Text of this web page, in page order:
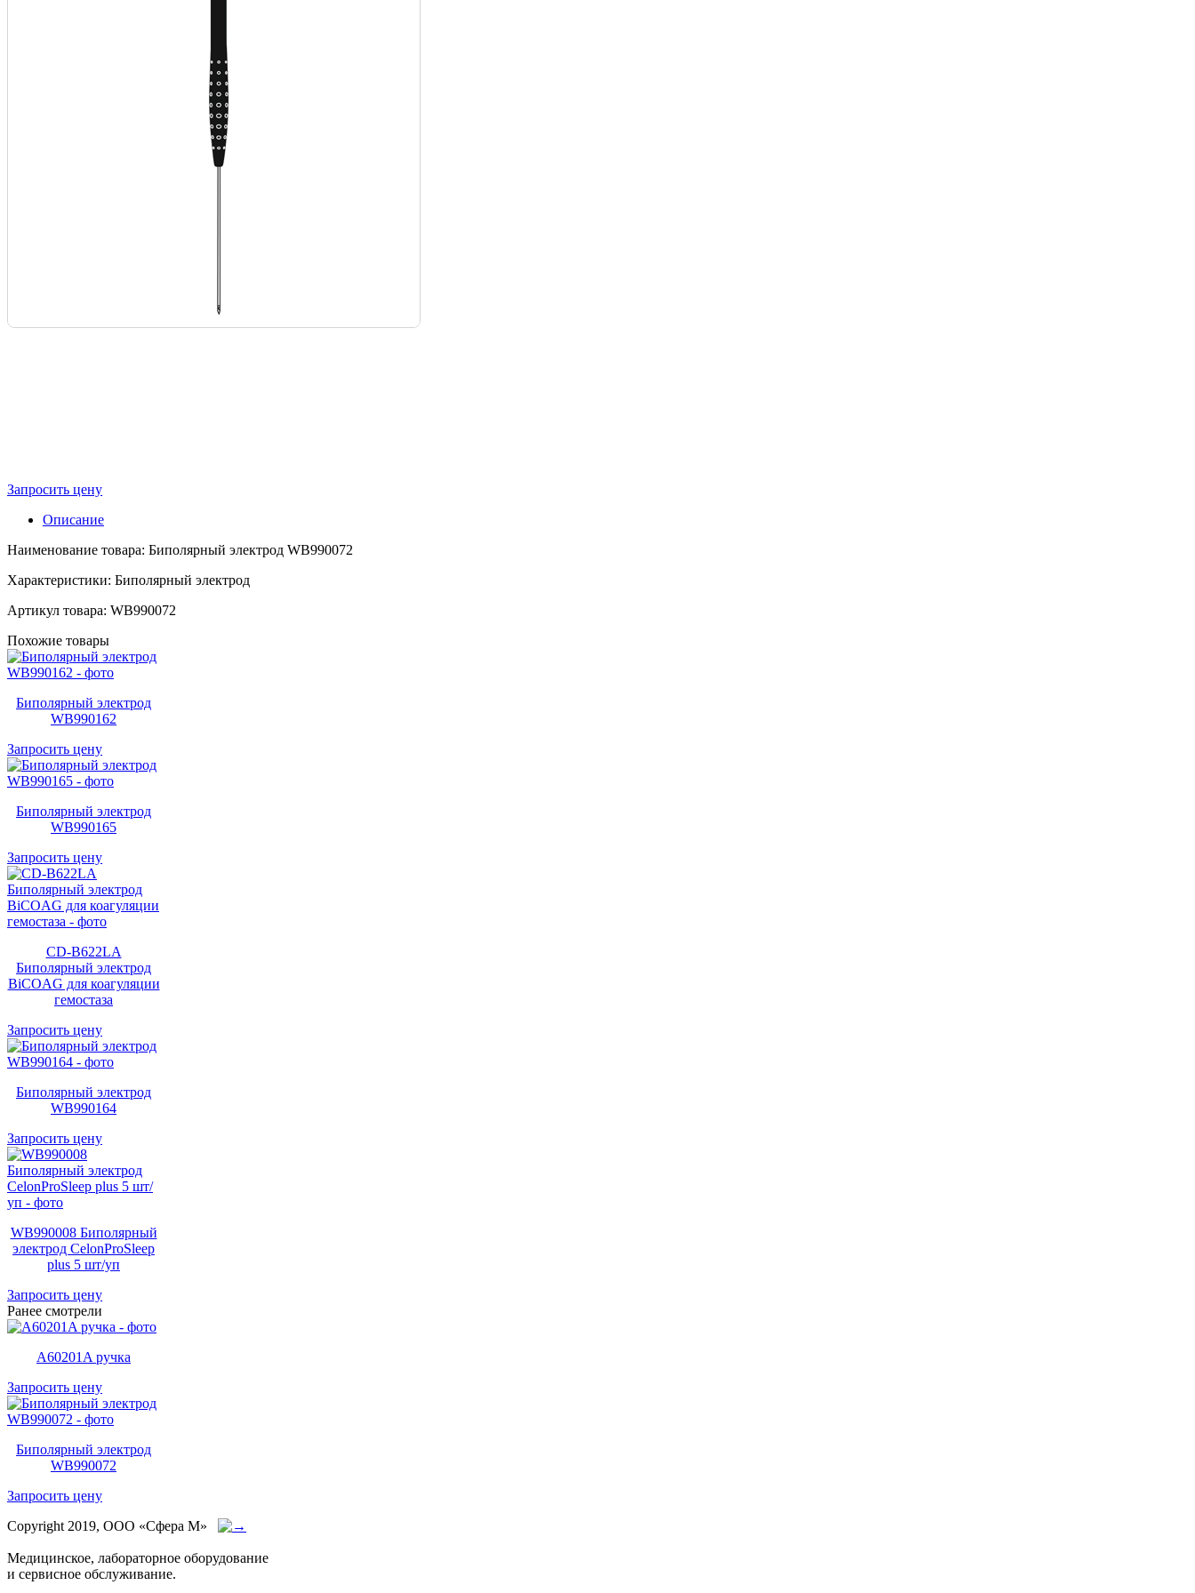
Запросить цену
Описание
Наименование товара: Биполярный электрод WB990072
Характеристики: Биполярный электрод
Артикул товара: WB990072
Похожие товары
Биполярный электрод
WB990162
Запросить цену
Биполярный электрод
WB990165
Запросить цену
CD-B622LA
Биполярный электрод
BiCOAG для коагуляции
гемостаза
Запросить цену
Биполярный электрод
WB990164
Запросить цену
WB990008 Биполярный
электрод CelonProSleep
plus 5 шт/уп
Запросить цену
Ранее смотрели
A60201A ручка
Запросить цену
Биполярный электрод
WB990072
Запросить цену
Copyright 2019, ООО «Сфера М»
Медицинское, лабораторное оборудование
и сервисное обслуживание.